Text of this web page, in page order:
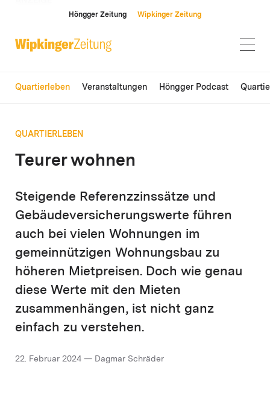
Höngger Zeitung Wipkinger Zeitung
Quartierleben Veranstaltungen Höngger Podcast
QUARTIERLEBEN
Teurer wohnen
Steigende Referenzzinssätze und
Gebäudever­sicherungswerte führen
auch bei vielen Wohnungen im
gemeinnützigen Wohnungsbau zu
höheren ­Mietpreisen. Doch wie genau
diese Werte mit den Mieten
zusammenhängen, ist nicht ganz
einfach zu ver­stehen.
22. Februar 2024 — Dagmar Schräder